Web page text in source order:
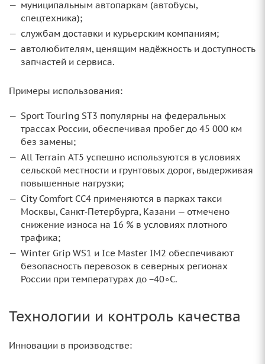
муниципальным автопаркам (автобусы,
спецтехника);
службам доставки и курьерским компаниям;
автолюбителям, ценящим надёжность и доступность
запчастей и сервиса.
Примеры использования:
Sport Touring ST3 популярны на федеральных
трассах России, обеспечивая пробег до 45 000 км
без замены;
All Terrain AT5 успешно используются в условиях
сельской местности и грунтовых дорог, выдерживая
повышенные нагрузки;
City Comfort CC4 применяются в парках такси
Москвы, Санкт‑Петербурга, Казани — отмечено
снижение износа на 16 % в условиях плотного
трафика;
Winter Grip WS1 и Ice Master IM2 обеспечивают
безопасность перевозок в северных регионах
России при температурах до −40∘C.
Технологии и контроль качества
Инновации в производстве: